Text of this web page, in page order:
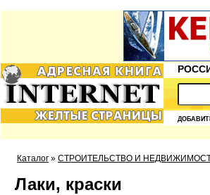
Каталог » СТРОИТЕЛЬСТВО И
Лаки, краски